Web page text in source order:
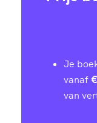
Je
vanaf
van